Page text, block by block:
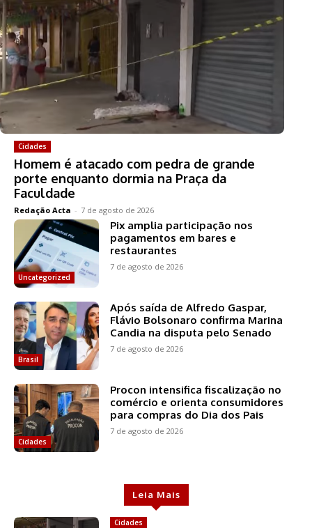
Cidades
Homem é atacado com pedra de grande
porte enquanto dormia na Praça da
Faculdade
Redação Acta - 7 de agosto de 2026
Uncategorized
Pix amplia participação nos
pagamentos em bares e
restaurantes
7 de agosto de 2026
Brasil
Após saída de Alfredo Gaspar,
Flávio Bolsonaro confirma Marina
Candia na disputa pelo Senado
7 de agosto de 2026
Cidades
Procon intensifica fiscalização no
comércio e orienta consumidores
para compras do Dia dos Pais
7 de agosto de 2026
Leia Mais
Cidades